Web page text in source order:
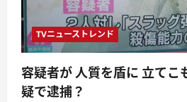
TVニューストレンド
容疑者が 人質を盾に 立てこ
疑で逮捕？